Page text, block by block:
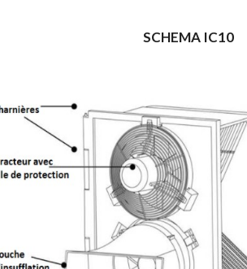
SCHEMA IC10